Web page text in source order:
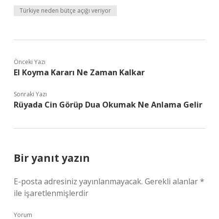
Türkiye neden bütçe açığı veriyor
Önceki Yazı
El Koyma Kararı Ne Zaman Kalkar
Sonraki Yazı
Rüyada Cin Görüp Dua Okumak Ne Anlama Gelir
Bir yanıt yazın
E-posta adresiniz yayınlanmayacak. Gerekli alanlar*
ile işaretlenmişlerdir
Yorum